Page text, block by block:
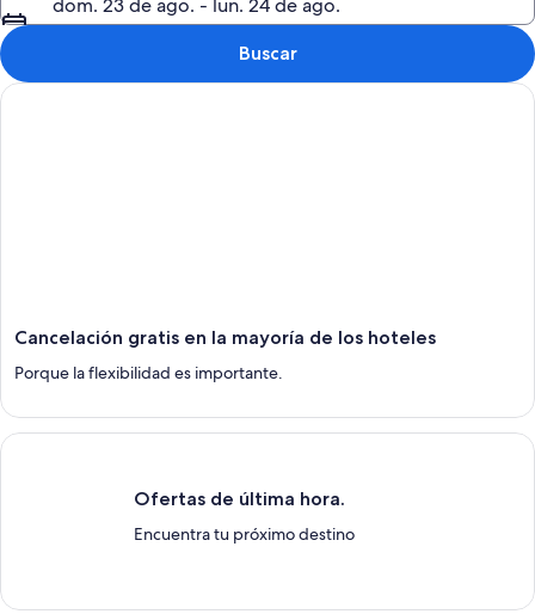
dom. 23 de ago. - lun. 24 de ago.
Buscar
Cancelación gratis en la mayoría de los hoteles
Porque la flexibilidad es importante.
Ofertas de última hora.
Encuentra tu próximo destino